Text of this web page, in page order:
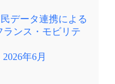
た。Bee
、シェアサ
イエロー）
のロゴと、
るミツバチ
ンディング
信頼性の高
メーリ
い。
・JCOMMニ
の実務と研
ることを目
リティ・マ
ズレターで
データ連携による
ランス・モビリテ
年6月